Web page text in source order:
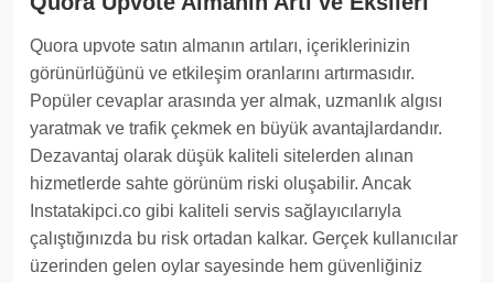
Quora upvote satın almanın artıları, içeriklerinizin
görünürlüğünü ve etkileşim oranlarını artırmasıdır.
Popüler cevaplar arasında yer almak, uzmanlık algısı
yaratmak ve trafik çekmek en büyük avantajlardandır.
Dezavantaj olarak düşük kaliteli sitelerden alınan
hizmetlerde sahte görünüm riski oluşabilir. Ancak
Instatakipci.co gibi kaliteli servis sağlayıcılarıyla
çalıştığınızda bu risk ortadan kalkar. Gerçek kullanıcılar
üzerinden gelen oylar sayesinde hem güvenliğiniz